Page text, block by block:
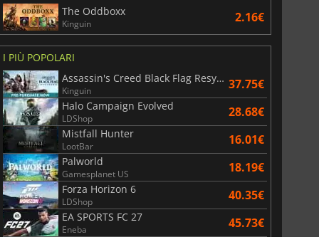
The Oddboxx
Kinguin 2.16€
I PIÙ POPOLARI
Assassin's Creed Black Flag Resynced
Kinguin 37.75€
Halo Campaign Evolved
LDShop 28.68€
Mistfall Hunter
LootBar 16.01€
Palworld
Gamesplanet US 18.19€
Forza Horizon 6
LDShop 40.35€
EA SPORTS FC 27
Eneba 45.73€